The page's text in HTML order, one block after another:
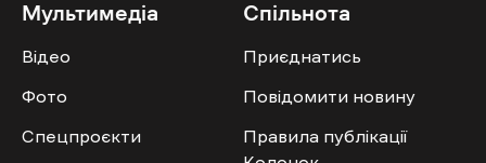
Мультимедіа
Відео
Фото
Спецпроєкти
Спільнота
Приєднатись
Повідомити новину
Правила публікації